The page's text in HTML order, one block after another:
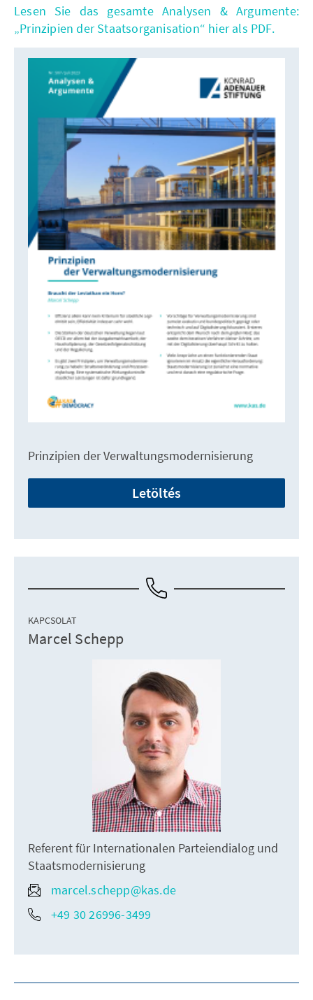
Lesen Sie das gesamte Analysen & Argumente:
„Prinzipien der Staatsorganisation“ hier als PDF.
Prinzipien der Verwaltungsmodernisierung
Letöltés
KAPCSOLAT
Marcel Schepp
Referent für Internationalen Parteiendialog und
Staatsmodernisierung
marcel.schepp@kas.de
+49 30 26996-3499